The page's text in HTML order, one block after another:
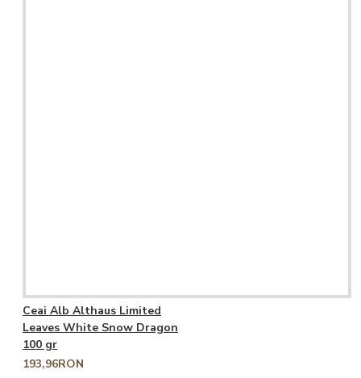
Ceai Alb Althaus Limited
Leaves White Snow Dragon
100 gr
193,96RON